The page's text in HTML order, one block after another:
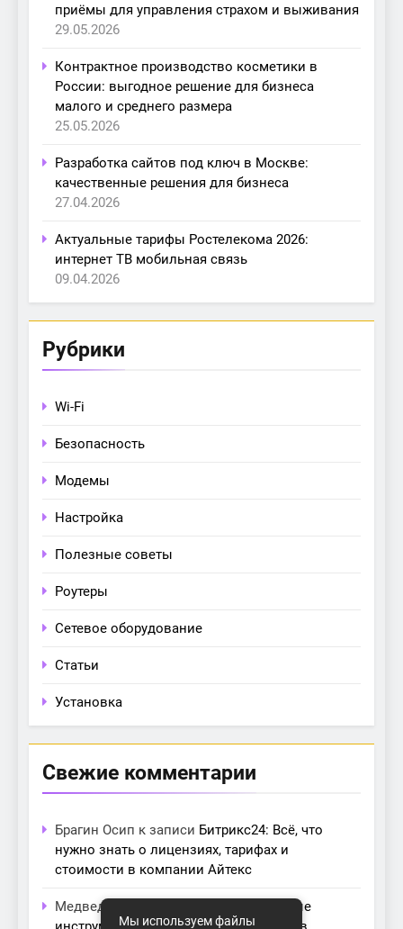
приёмы для управления страхом и выживания
29.05.2026
Контрактное производство косметики в
России: выгодное решение для бизнеса
малого и среднего размера
25.05.2026
Разработка сайтов под ключ в Москве:
качественные решения для бизнеса
27.04.2026
Актуальные тарифы Ростелекома 2026:
интернет ТВ мобильная связь
09.04.2026
Рубрики
Wi-Fi
Безопасность
Модемы
Настройка
Полезные советы
Роутеры
Сетевое оборудование
Статьи
Установка
Свежие комментарии
Брагин Осип к записи Битрикс24: Всё, что
нужно знать о лицензиях, тарифах и
стоимости в компании Айтекс
Медведева Амалия
Основные
Мы используем файлы